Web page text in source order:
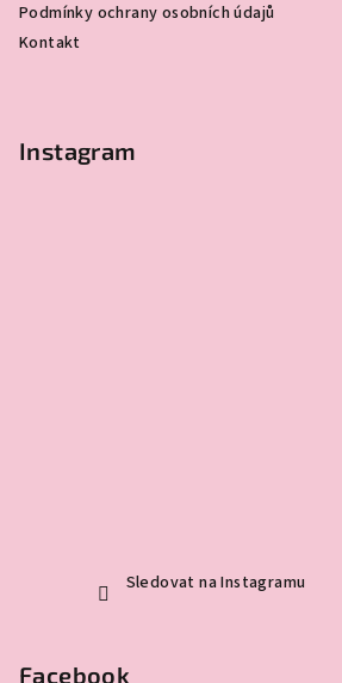
Podmínky ochrany osobních údajů
Kontakt
Instagram
Sledovat na Instagramu
Facebook